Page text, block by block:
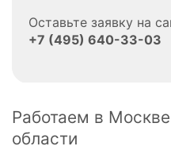
Оставьте заявку на
+7 (495) 640-33-03
Работаем в
области